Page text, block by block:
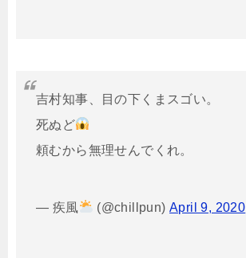
吉村知事、目の下くまスゴい。
死ぬど
頼むから無理せんでくれ。
— 疾風 (@chillpun)April 9, 2020